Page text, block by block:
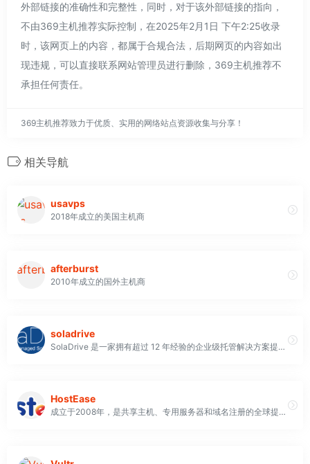
外部链接的准确性和完整性，同时，对于该外部链接的指向，
不由369主机推荐实际控制，在2025年2月1日 下午2:25收录
时，该网页上的内容，都属于合规合法，后期网页的内容如出
现违规，可以直接联系网站管理员进行删除，369主机推荐不
承担任何责任。
369主机推荐致力于优质、实用的网络站点资源收集与分享！
相关导航
usavps
2018年成立的美国主机商
afterburst
2010年成立的国外主机商
soladrive
SolaDrive 是一家拥有超过 12 年经验的企业级托管解决方案提供商，为全球个人、企业和组织提供托管解决方案，包括VPS、独立服务器、主机托管、Odoo 托管以及 R1Soft 和 Acronis 备份服务
HostEase
成立于2008年，是共享主机、专用服务器和域名注册的全球提供商